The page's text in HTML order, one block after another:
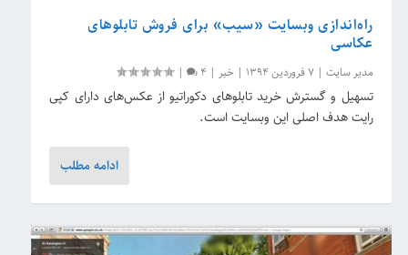
راه‌اندازی وبسایت «سیب» برای فروش تابلوهای
عکاسی
مدیر سایت |7 فروردین 1394 | خبر |
4
|
تسهیل و گسترش خرید تابلوهای دکوراتیو از عکس‌های دارای کپی
رایت هدف اصلی این وبسایت است.
ادامه مطلب